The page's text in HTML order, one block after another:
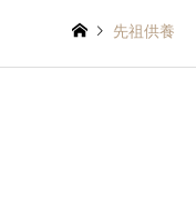
先祖供養